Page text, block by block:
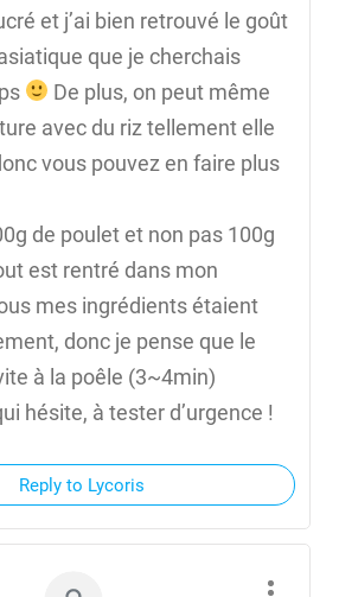
et j’ai bien retrouvé le goût
que je cherchais
De plus, on peut même
avec du riz tellement elle
vous pouvez en faire plus
de poulet et non pas 100g
est rentré dans mon
mes ingrédients étaient
donc je pense que le
à la poêle (3~4min)
hésite, à tester d’urgence !
Reply to Lycoris